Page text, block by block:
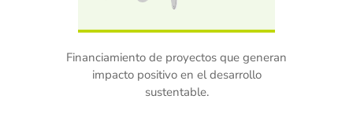
Financiamiento de proyectos que generan
impacto positivo en el desarrollo
sustentable.